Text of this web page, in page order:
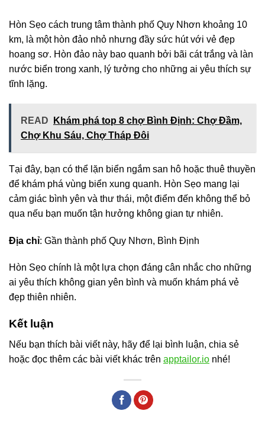
Hòn Sẹo cách trung tâm thành phố Quy Nhơn khoảng 10
km, là một hòn đảo nhỏ nhưng đầy sức hút với vẻ đẹp
hoang sơ. Hòn đảo này bao quanh bởi bãi cát trắng và làn
nước biển trong xanh, lý tưởng cho những ai yêu thích sự
tĩnh lặng.
READ
Khám phá top 8 chợ Bình Định: Chợ Đầm,
Chợ Khu Sáu, Chợ Tháp Đôi
Tại đây, bạn có thể lặn biển ngắm san hô hoặc thuê thuyền
để khám phá vùng biển xung quanh. Hòn Sẹo mang lại
cảm giác bình yên và thư thái, một điểm đến không thể bỏ
qua nếu bạn muốn tận hưởng không gian tự nhiên.
Địa chỉ: Gần thành phố Quy Nhơn, Bình Định
Hòn Sẹo chính là một lựa chọn đáng cân nhắc cho những
ai yêu thích không gian yên bình và muốn khám phá vẻ
đẹp thiên nhiên.
Kết luận
Nếu bạn thích bài viết này, hãy để lại bình luận, chia sẻ
hoặc đọc thêm các bài viết khác trên apptailor.io nhé!